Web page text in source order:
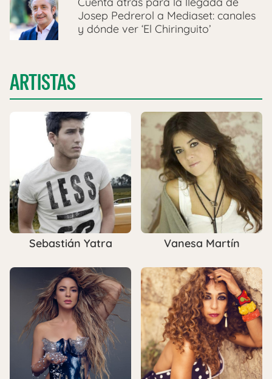
Josep Pedrerol a Mediaset: canales
y dónde ver ‘El Chiringuito’
ARTISTAS
Sebastián Yatra Vanesa Martín